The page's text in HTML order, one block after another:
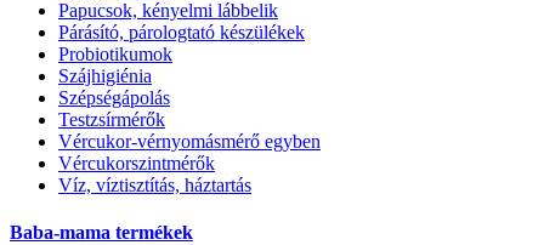
Papucsok, kényelmi lábbelik
Párásító, párologtató készülékek
Probiotikumok
Szájhigiénia
Szépségápolás
Testzsírmérők
Vércukor-vérnyomásmérő egyben
Vércukorszintmérők
Víz, víztisztítás, háztartás
Baba-mama termékek